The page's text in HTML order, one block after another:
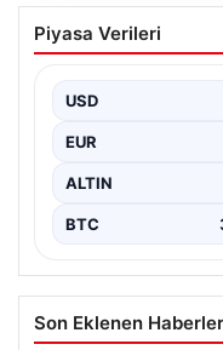
İstanbul
Uyarısı: Sahte
İstanbul Valiliği,
Valilikten yapılan
Piyasa Verileri
USD
EUR
ALTIN
BTC
Son Eklenen Haberler